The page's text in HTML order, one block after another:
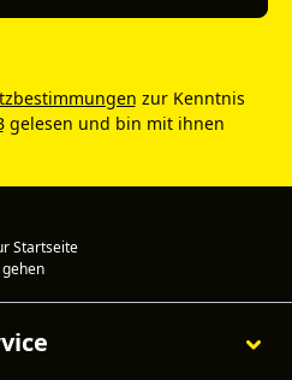
zur Kenntnis
gelesen und bin mit ihnen